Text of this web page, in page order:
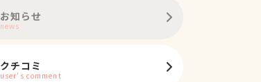
お知らせ
news
クチコミ
user's comment